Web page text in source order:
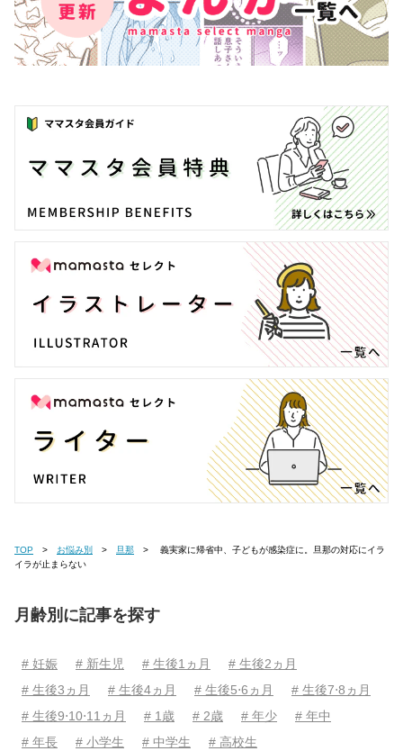
TOP お悩み別 旦那
イラが止まらない
月齢別に記事を探す
# 妊娠 # 新生児 # 生後1ヵ月
# 生後2ヵ月
# 生後3ヵ月
# 生後4ヵ月 # 生後5⋅6ヵ月
# 生後7⋅8ヵ月
# 生後9⋅10⋅11ヵ月
# 1歳 # 2歳 # 年少
# 年中
# 年長
# 小学生 # 中学生 # 高校生